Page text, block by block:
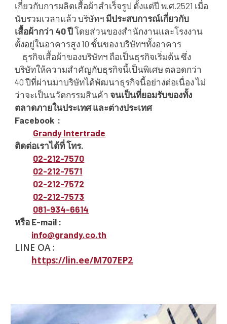
เกี่ยวกับการผลิตเสื้อผ้าสำเร็จรูป ตั้งแต่ปี พ.ศ.2521 เมื่อ
นับรวมเวลาแล้ว บริษัทฯ มีประสบการณ์เกี่ยวกับ
เสื้อผ้ากว่า 40 ปีโดยส่วนของสำนักงานและโรงงาน
ตั้งอยู่ในอาคารสูง 10 ชั้นของ บริษัทฯทั้งอาคาร
ธุรกิจเสื้อผ้าของบริษัทฯ ถือเป็นธุรกิจเริ่มต้น ซึ่ง
บริษัทให้ความสำคัญกับธุรกิจนี้เป็นพิเศษ ตลอดกว่า
40 ปีที่ผ่านมาบริษัทได้พัฒนาธุรกิจนี้อย่างต่อเนื่อง ไม่
ว่าจะเป็นนวัตกรรมสินค้า จนเป็นที่ยอมรับของทั้ง
ตลาดภายในประเทศ และต่างประเทศ
Facebook :
Grandy Intertrade
ติดต่อเราได้ที่ โทร.
02-212-7570
02-212-7571
02-212-7572
02-212-7573
081-934-6614
หรือ E-mail :
info@grandy.co.th
LINE OA :
https://lin.ee/M707EP2